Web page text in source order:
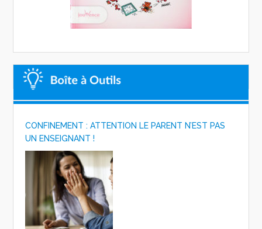
CONFINEMENT : ATTENTION LE PARENT N’EST PAS
UN ENSEIGNANT !